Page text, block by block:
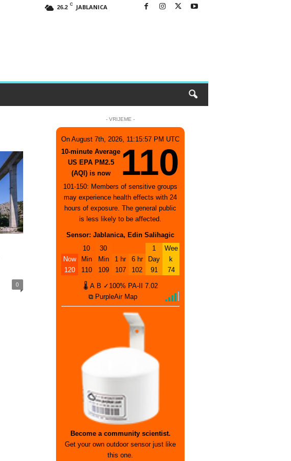
26.2 C JABLANICA
0
- VRIJEME -
On August 7th, 2026, 11:15:57 PM UTC
10-minute Average
US EPA PM2.5
(AQI) is now
110
101-150: Members of sensitive groups
may experience health effects with 24
hours of exposure. The general public
is less likely to be affected.
Sensor: Jablanica, Edin Salihagic
Now
120
10
Min
110
30
Min
109
1 hr
107
6 hr
102
1
Day
91
Wee
k
74
🌡 A B ✓100% PA-II
7.02
⧉ PurpleAir Map
Become a community scientist.
Get your own outdoor sensor just like
this one.